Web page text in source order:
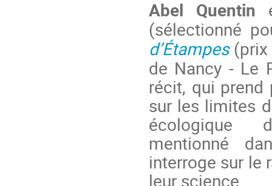
Abel Quentin
(sélectionné
d’Étampes(prix
de Nancy - Le
récit, qui
sur les limites
écologique
mentionné
interroge sur le
leur science.